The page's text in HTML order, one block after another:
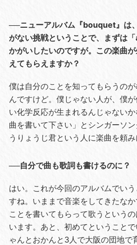
──ニューアルバム『bouquet』は
がない挑戦ということで、まずは
かがいしたいのですが。この楽曲
えてもらえますか？
僕は自分のことを知ってもらうの
んですけど。僕じゃない人が、僕
い化学反応が生まれるんじゃない
曲を書いて下さい」とシンガーソ
うりょうじ君という人に楽曲を頼み
──自分で曲も歌詞も書けるのに？
はい。これが今回のアルバムでい
すね。いままで音楽をしてきたな
ことを書いてもらって歌うという
います。あと、初めてということ
ゃんとおかんと3人で大阪の団地で